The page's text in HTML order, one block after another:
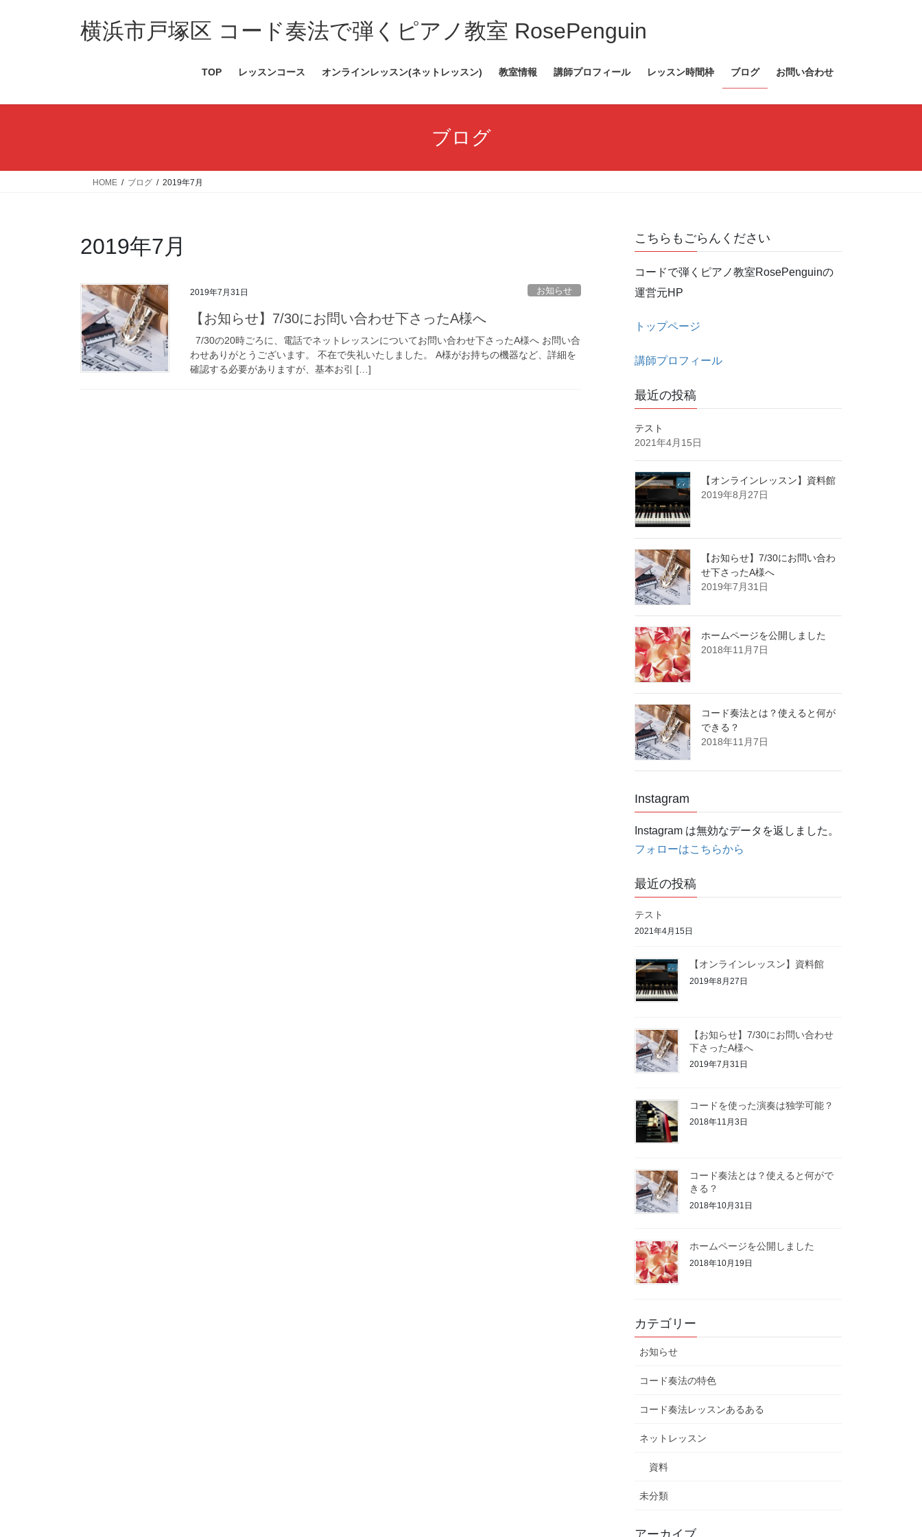
ス
ン
横浜市戸塚区 コード奏法で弾くピアノ教室 RosePenguin
TOP レッスンコース オンラインレッスン(ネットレッスン) 教室情報 講師プロフィール レッスン時間枠 ブログ お問い合わせ
ブログ
HOME ブログ 2019年7月
2019年7月
2019年7月31日 お知らせ
【お知らせ】7/30にお問い合わせ下さったA様へ
7/30の20時ごろに、電話でネットレッスンについてお問い合わせ下さったA様へ お問い合
わせありがとうございます。 不在で失礼いたしました。 A様がお持ちの機器など、詳細を
確認する必要がありますが、基本お引 […]
こちらもごらんください
コードで弾くピアノ教室RosePenguinの
運営元HP
トップページ
講師プロフィール
最近の投稿
テスト
2021年4月15日
【オンラインレッスン】資料館
2019年8月27日
【お知らせ】7/30にお問い合わ
せ下さったA様へ
2019年7月31日
ホームページを公開しました
2018年11月7日
コード奏法とは？使えると何が
できる？
2018年11月7日
Instagram
Instagram は無効なデータを返しました。
フォローはこちらから
最近の投稿
テスト
2021年4月15日
【オンラインレッスン】資料館
2019年8月27日
【お知らせ】7/30にお問い合わせ
下さったA様へ
2019年7月31日
コードを使った演奏は独学可能？
2018年11月3日
コード奏法とは？使えると何がで
きる？
2018年10月31日
ホームページを公開しました
2018年10月19日
カテゴリー
お知らせ
コード奏法の特色
コード奏法レッスンあるある
ネットレッスン
資料
未分類
アーカイブ